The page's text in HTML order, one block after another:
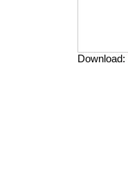
Download: